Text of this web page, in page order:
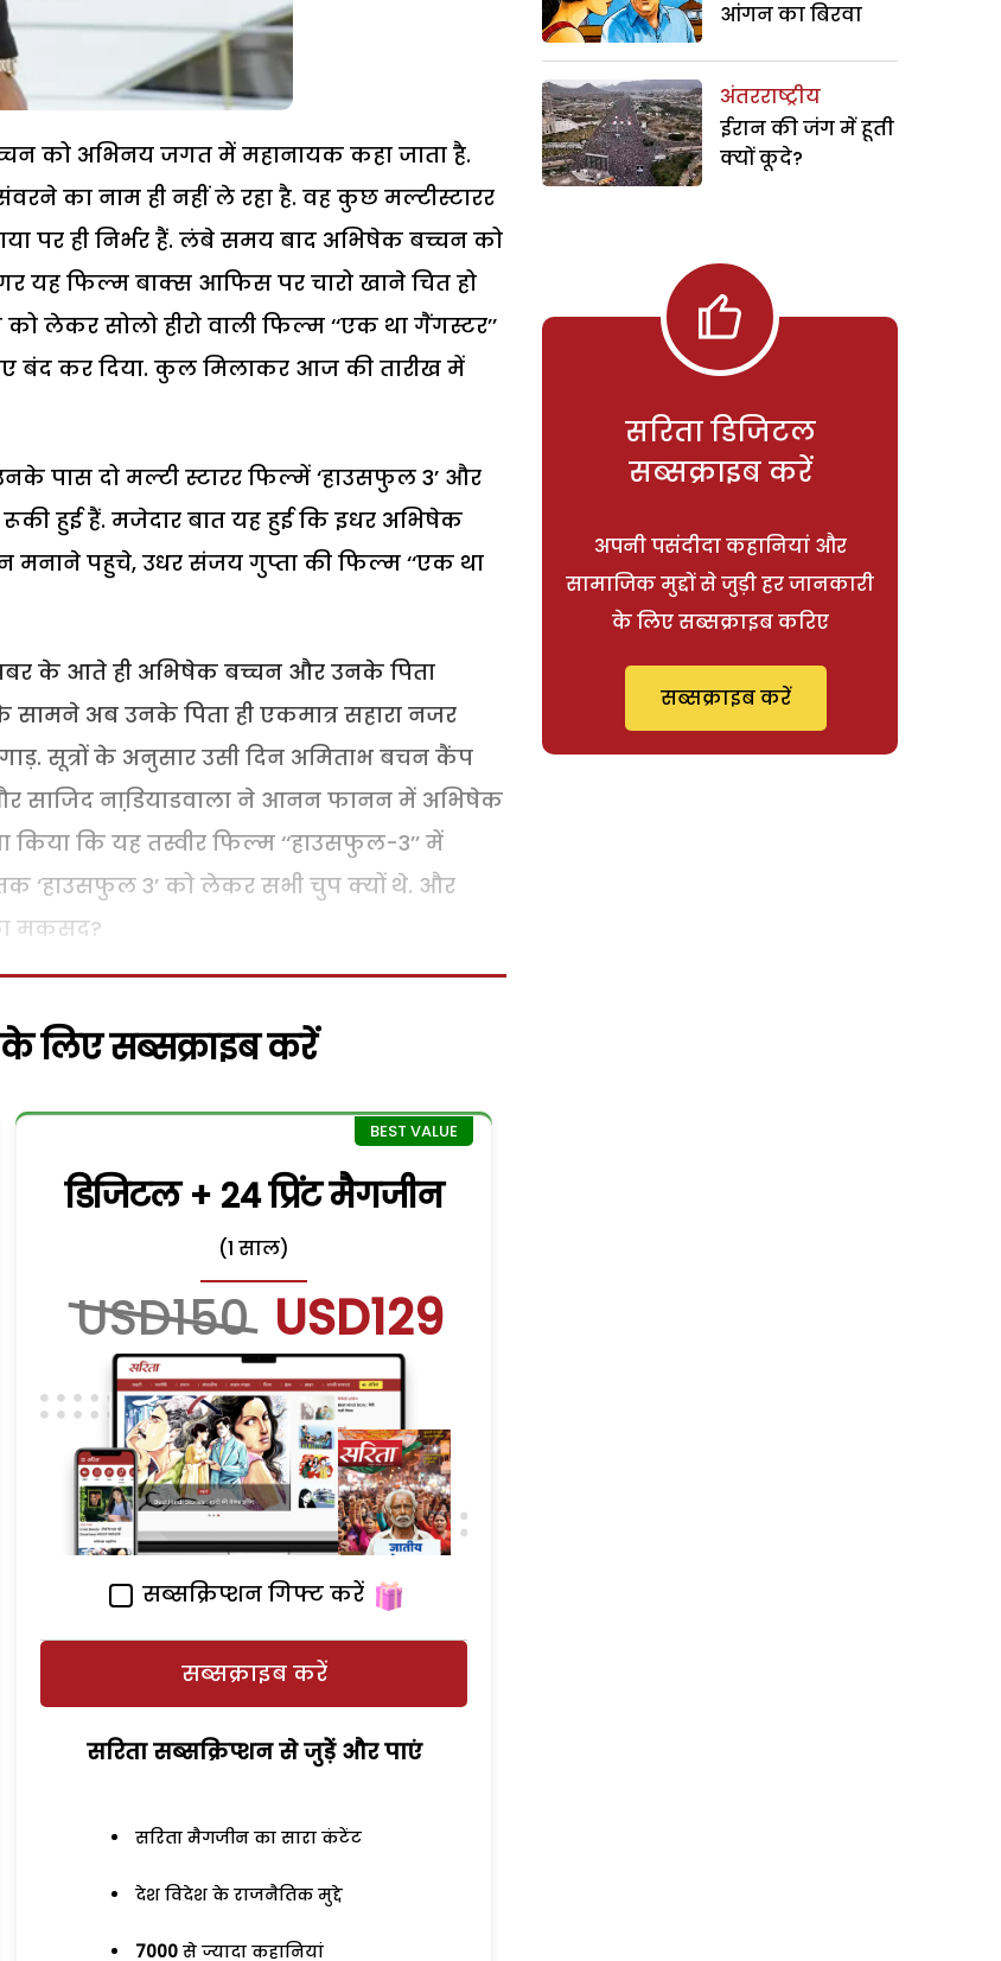
को अभिनय जगत में महानायक कहा जाता है.
का नाम ही नहीं ले रहा है. वह कुछ मल्टीस्टारर
पर ही निर्भर हैं. लंबे समय बाद अभिषेक बच्चन को
यह फिल्म बाक्स आफिस पर चारो खाने चित हो
सोलो हीरो वाली फिल्म ‘‘एक था गैंगस्टर’’
बंद कर दिया. कुल मिलाकर आज की तारीख में
पास दो मल्टी स्टारर फिल्में ‘हाउसफुल 3’ और
हुई हैं. मजेदार बात यह हुई कि इधर अभिषेक
मनाने पहुचे, उधर संजय गुप्ता की फिल्म ‘‘एक था
खबर के आते ही अभिषेक बच्चन और उनके पिता
अब उनके पिता ही एकमात्र सहारा नजर
सूत्रों के अनुसार उसी दिन अमिताभ बचन कैंप
साजिद नाडि़याडवाला ने आनन फानन में अभिषेक
किया कि यह तस्वीर फिल्म ‘‘हाउसफुल-3’’ में
‘हाउसफुल 3’ को लेकर सभी चुप क्यों थे. और
मकसद?
लिए सब्सक्राइब करें
डिजिटल + 24 प्रिंट मैगजीन
(1 साल)
USD150 USD129
सब्सक्रिप्शन गिफ्ट करें
सब्सक्राइब करें
सरिता सब्सक्रिप्शन से जुड़ेें और पाएं
सरिता मैगजीन का सारा कंटेंट
देश विदेश के राजनैतिक मुद्दे
7000 से ज्यादा कहानियां
आंगन का बिरवा
अंतरराष्ट्रीय
ईरान की जंग में हूती
क्यों कूदे?
सरिता डिजिटल
सब्सक्राइब करें
अपनी पसंदीदा कहानियां और
सामाजिक मुद्दों से जुड़ी हर जानकारी
के लिए सब्सक्राइब करिए
सब्सक्राइब करें